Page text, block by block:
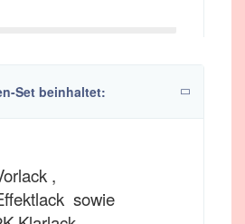
Set beinhaltet:
,
sowie